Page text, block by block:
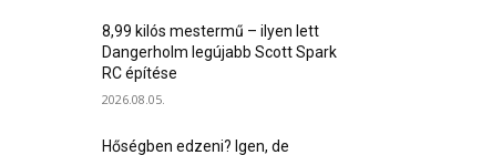
8,99 kilós mestermű – ilyen lett
Dangerholm legújabb Scott Spark
RC építése
2026.08.05.
Hőségben edzeni? Igen, de